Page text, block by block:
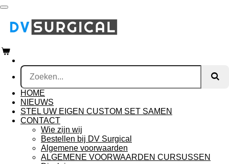
Ga
naar
HOME
NIEUWS
STEL UW EIGEN CUSTOM SET SAMEN
CONTACT
Wie zijn wij
Bestellen bij DV Surgical
Algemene voorwaarden
ALGEMENE VOORWAARDEN CURSUSSEN